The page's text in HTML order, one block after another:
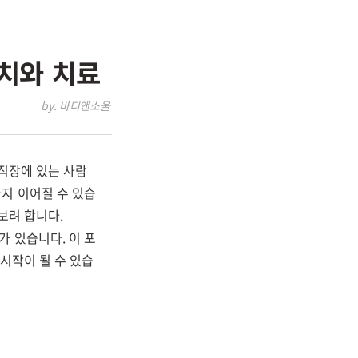
와 치료
by. 바디앤소울
장에 있는 사람
이어질 수 있습
려 합니다.
있습니다. 이 포
작이 될 수 있습